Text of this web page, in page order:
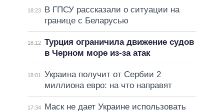
18:23
В ГПСУ рассказали о ситуации на
границе с Беларусью
18:12 Турция ограничила движение судов
в Черном море из-за атак
18:01
Украина получит от Сербии 2
миллиона евро: на что направят
17:34
Маск не дает Украине использовать